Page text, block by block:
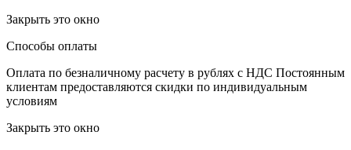
Закрыть это окно
Способы оплаты
Оплата по безналичному расчету в рублях с НДС Постоянным
клиентам предоставляются скидки по индивидуальным
условиям
Закрыть это окно